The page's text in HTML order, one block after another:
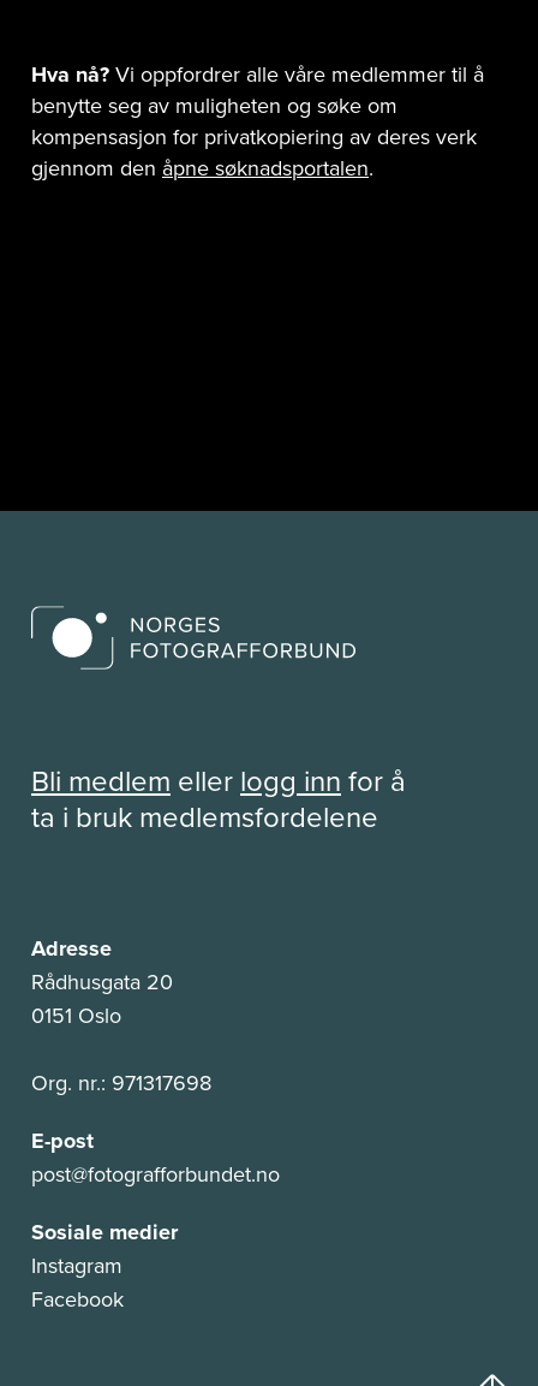
Hva nå?Vi oppfordrer alle våre medlemmer til å
benytte seg av muligheten og søke om
kompensasjon for privatkopiering av deres verk
gjennom den åpne søknadsportalen.
Bli medlemellerlogg innfor å
ta i bruk medlemsfordelene
Adresse
Rådhusgata 20
0151 Oslo
Org. nr.: 971317698
E-post
post@fotografforbundet.no
Sosiale medier
Instagram
Facebook